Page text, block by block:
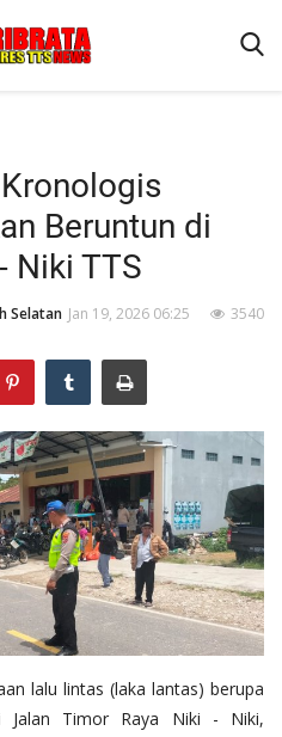
Beruntun di
Niki TTS
Selatan Jan 19, 2026 06:25 3540
lalu lintas (laka lantas) berupa
Jalan Timor Raya Niki - Niki,